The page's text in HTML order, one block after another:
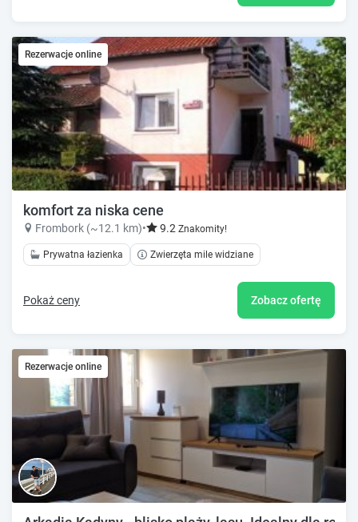
Rezerwacje online
komfort za niska cene
Frombork (~12.1 km)• 9.2 Znakomity!
Prywatna łazienka Zwierzęta mile widziane
Pokaż ceny Zobacz ofertę
Rezerwacje online